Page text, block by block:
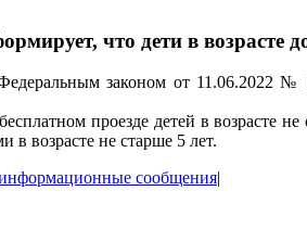
что дети в
законом от 11.06.2022
проезде детей в возрасте
в возрасте не старше 5 лет.
сообщения|